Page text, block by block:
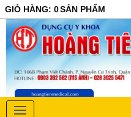
GIỎ HÀNG: 0SẢN PHẨM